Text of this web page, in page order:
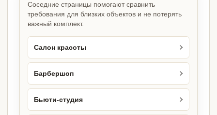
Соседние страницы помогают сравнить
требования для близких объектов и не потерять
важный комплект.
Салон красоты
Барбершоп
Бьюти-студия